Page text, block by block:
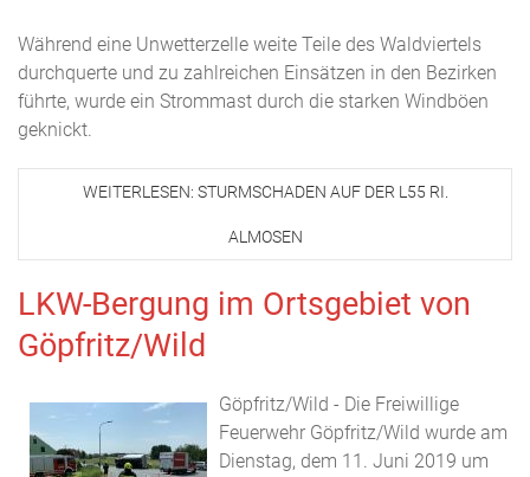
Während eine Unwetterzelle weite Teile des Waldviertels
durchquerte und zu zahlreichen Einsätzen in den Bezirken
führte, wurde ein Strommast durch die starken Windböen
geknickt.
WEITERLESEN: STURMSCHADEN AUF DER L55 RI.
ALMOSEN
LKW-Bergung im Ortsgebiet von
Göpfritz/Wild
Göpfritz/Wild - Die Freiwillige
Feuerwehr Göpfritz/Wild wurde am
Dienstag, dem 11. Juni 2019 um